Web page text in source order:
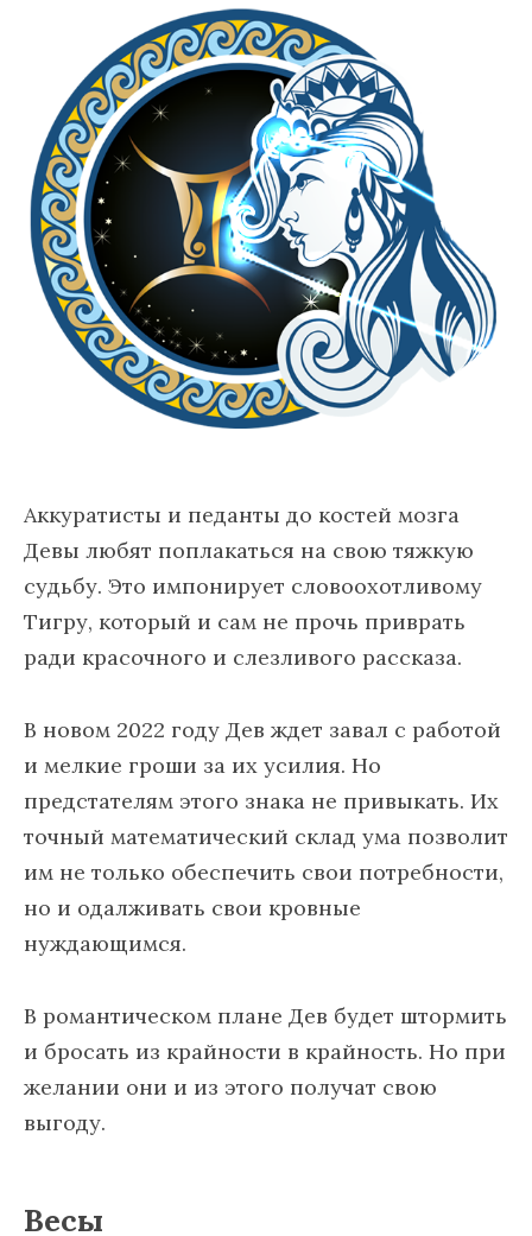
Аккуратисты и педанты до костей мозга
Девы любят поплакаться на свою тяжкую
судьбу. Это импонирует словоохотливому
Тигру, который и сам не прочь приврать
ради красочного и слезливого рассказа.
В новом 2022 году Дев ждет завал с работой
и мелкие гроши за их усилия. Но
предстателям этого знака не привыкать. Их
точный математический склад ума позволит
им не только обеспечить свои потребности,
но и одалживать свои кровные
нуждающимся.
В романтическом плане Дев будет штормить
и бросать из крайности в крайность. Но при
желании они и из этого получат свою
выгоду.
Весы